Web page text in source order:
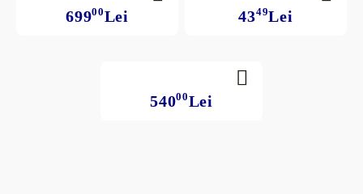
69900Lei 4349Lei
54000Lei